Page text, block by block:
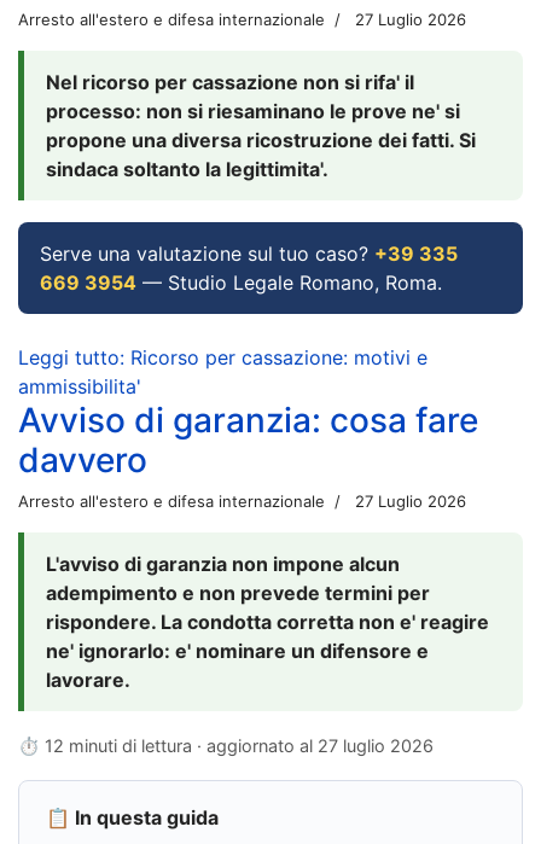
Arresto all'estero e difesa internazionale 27 Luglio 2026
Nel ricorso per cassazione non si rifa' il
processo: non si riesaminano le prove ne' si
propone una diversa ricostruzione dei fatti. Si
sindaca soltanto la legittimita'.
Serve una valutazione sul tuo caso? +39 335
669 3954 — Studio Legale Romano, Roma.
Leggi tutto: Ricorso per cassazione: motivi e
ammissibilita'
Avviso di garanzia: cosa fare
davvero
Arresto all'estero e difesa internazionale 27 Luglio 2026
L'avviso di garanzia non impone alcun
adempimento e non prevede termini per
rispondere. La condotta corretta non e' reagire
ne' ignorarlo: e' nominare un difensore e
lavorare.
⏱ 12 minuti di lettura · aggiornato al 27 luglio 2026
📋 In questa guida